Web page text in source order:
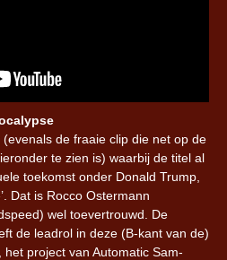
de fraaie clip die net op de
te zien is) waarbij de titel al
toekomst onder Donald Trump,
Dat is Rocco Ostermann
wel toevertrouwd. De
de leadrol in deze (B-kant van de)
project van Automatic Sam-